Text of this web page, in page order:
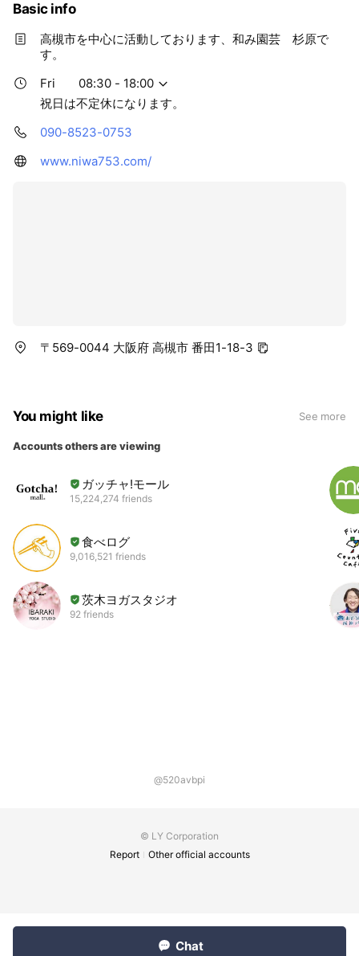
Basic info
高槻市を中心に活動しております、和み園芸 杉原で
す。
Fri
08:30 - 18:00
祝日は不定休になります。
090-8523-0753
www.niwa753.com/
〒569-0044 大阪府 高槻市 番田1-18-3
You might like See more
Accounts others are viewing
ガッチャ!モール
15,224,274 friends
食べログ
9,016,521 friends
茨木ヨガスタジオ
92 friends
@520avbpi
© LY Corporation
Report
Other official accounts
Chat